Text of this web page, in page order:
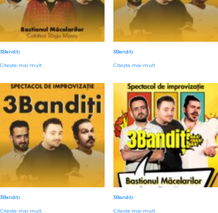
3Bandiți
Citește mai mult
3Bandiți
Citește mai mult
3Bandiți
Citește mai mult
3Bandiți
Citește mai mult